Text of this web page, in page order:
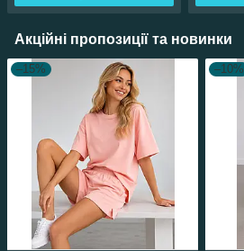
Акційні пропозиції та новинки
–15% –10%